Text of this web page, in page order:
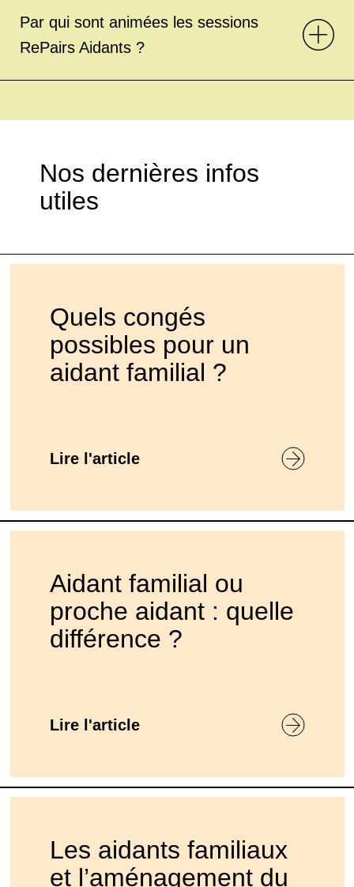
Par qui sont animées les sessions
RePairs Aidants ?
Nos dernières infos
utiles
Quels congés
possibles pour un
aidant familial ?
Lire l'article
Aidant familial ou
proche aidant : quelle
différence ?
Lire l'article
Les aidants familiaux
et l’aménagement du